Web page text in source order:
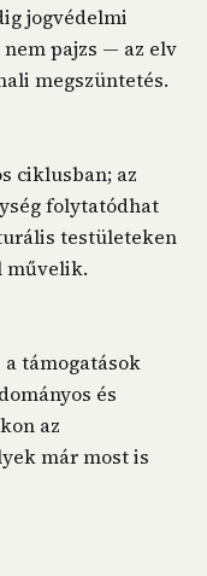
jogvédelmi
pajzs — az elv
megszüntetés.
ciklusban; az
folytatódhat
testületeken
művelik.
támogatások
és
az
már most is